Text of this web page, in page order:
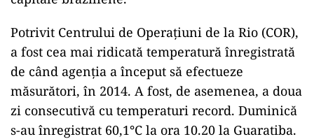
Potrivit Centrului de Operațiuni de la Rio (COR),
a fost cea mai ridicată temperatură înregistrată
de când agenția a început să efectueze
măsurători, în 2014. A fost, de asemenea, a doua
zi consecutivă cu temperaturi record. Duminică
s-au înregistrat 60,1°C la ora 10.20 la Guaratiba.